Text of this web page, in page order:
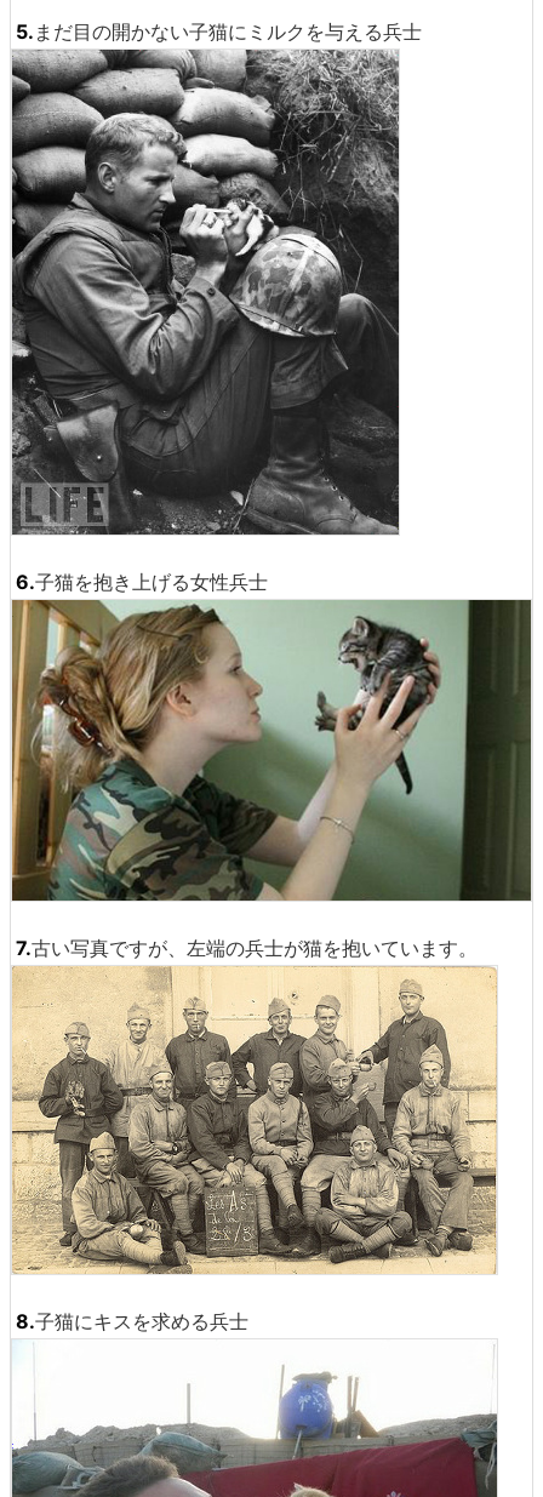
5. まだ目の開かない子猫にミルクを与える兵士
6.子猫を抱き上げる女性兵士
7.古い写真ですが、左端の兵士が猫を抱いています。
8.子猫にキスを求める兵士